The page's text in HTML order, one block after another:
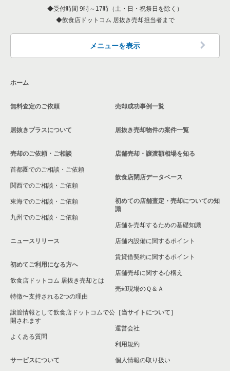
受付時間 9時～17時（土・日・祝祭日を除く）
飲食店ドットコム 居抜き売却担当者まで
メニューを表示
ホーム
無料査定のご依頼
居抜きプラスについて
売却のご依頼・ご相談
首都圏でのご相談・ご依頼
関西でのご相談・ご依頼
東海でのご相談・ご依頼
九州でのご相談・ご依頼
ニュースリリース
初めてご利用になる方へ
飲食店ドットコム 居抜き売却とは
特徴〜支持される2つの理由
譲渡情報として飲食店ドットコムで公
開されます
よくある質問
サービスについて
売却成功事例一覧
居抜き売却物件の案件一覧
店舗売却・譲渡額相場を知る
飲食店閉店データベース
初めての店舗査定・売却についての知
識
店舗を売却するための基礎知識
店舗内設備に関するポイント
賃貸借契約に関するポイント
店舗売却に関する心構え
売却現場のＱ＆Ａ
［当サイトについて］
運営会社
利用規約
個人情報の取り扱い